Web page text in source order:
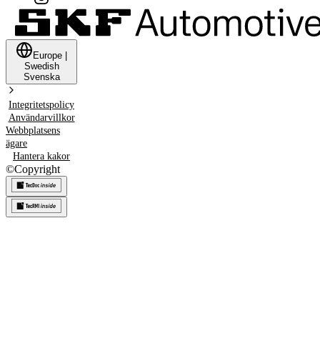
Europe
Swedish
Svenska
Integritetspolicy
Användarvillkor
Webbplatsens
ägare
Hantera kakor
©Copyright